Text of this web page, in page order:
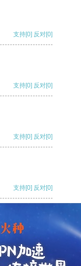
支持[0] 反对[0]
支持[0] 反对[0]
支持[0] 反对[0]
支持[0] 反对[0]